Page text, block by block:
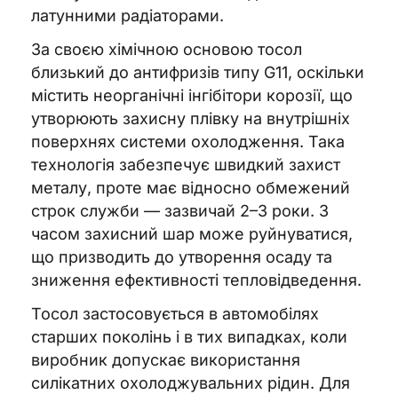
латунними радіаторами.
За своєю хімічною основою тосол
близький до антифризів типу G11, оскільки
містить неорганічні інгібітори корозії, що
утворюють захисну плівку на внутрішніх
поверхнях системи охолодження. Така
технологія забезпечує швидкий захист
металу, проте має відносно обмежений
строк служби — зазвичай 2–3 роки. З
часом захисний шар може руйнуватися,
що призводить до утворення осаду та
зниження ефективності тепловідведення.
Тосол застосовується в автомобілях
старших поколінь і в тих випадках, коли
виробник допускає використання
силікатних охолоджувальних рідин. Для